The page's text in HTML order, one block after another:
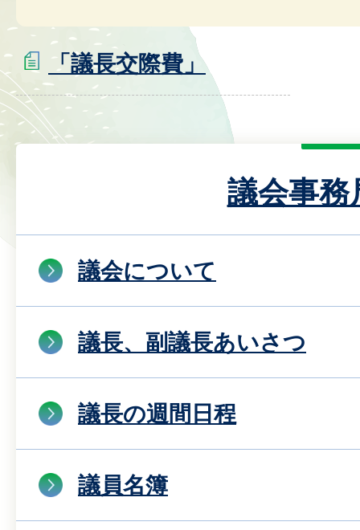
「議長交際費」
議会事務
議会について
議長、副議長あいさつ
議長の週間日程
議員名簿